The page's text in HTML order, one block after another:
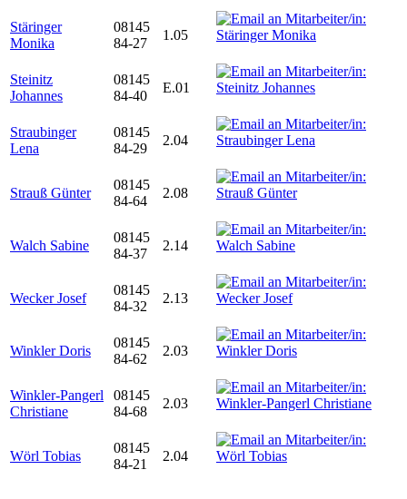
Stäringer
Monika
08145
84-27
1.05
Steinitz
Johannes
08145
84-40
E.01
Straubinger
Lena
08145
84-29
2.04
Strauß Günter
08145
84-64
2.08
Walch Sabine
08145
84-37
2.14
Wecker Josef
08145
84-32
2.13
Winkler Doris
08145
84-62
2.03
Winkler-Pangerl
Christiane
08145
84-68
2.03
Wörl Tobias
08145
84-21
2.04